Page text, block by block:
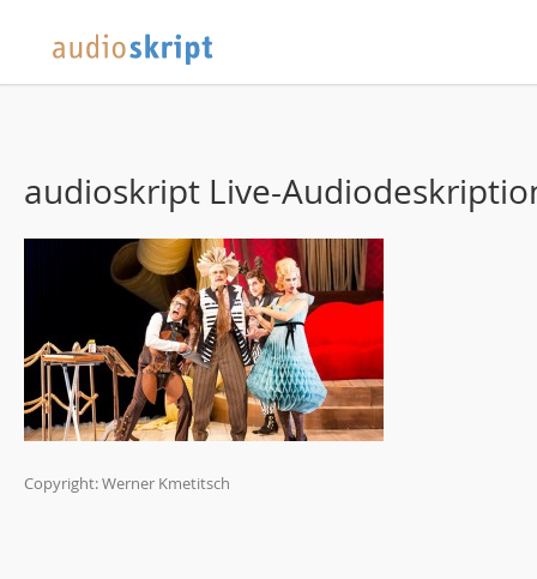
audioskript Live-
Copyright: Werner Kmetitsch